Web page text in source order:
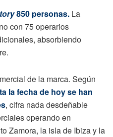
850 personas. La
con 75 operarios
absorbiendo
de la marca. Según
la fecha de hoy se han
, cifra nada desdeñable
operando en
Zamora, la isla de Ibiza y la